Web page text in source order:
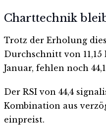
Charttechnik
Trotz der Erholung
Durchschnitt von
Januar, fehlen noch
Der RSI von 44,4
Kombination aus
einpreist.